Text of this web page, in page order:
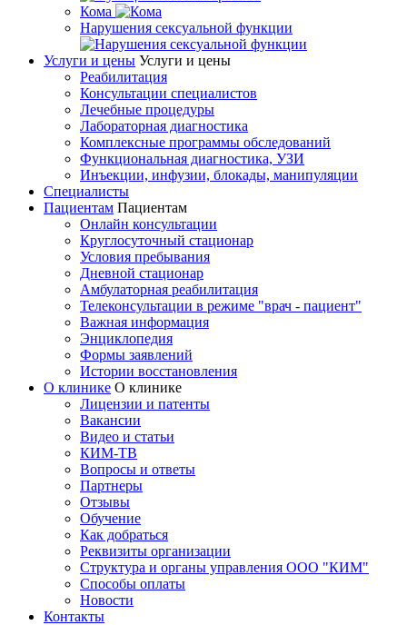
Кома
Нарушения сексуальной функции
Услуги и цены Услуги и цены
Реабилитация
Консультации специалистов
Лечебные процедуры
Лабораторная диагностика
Комплексные программы обследований
Функциональная диагностика, УЗИ
Инъекции, инфузии, блокады, манипуляции
Специалисты
Пациентам Пациентам
Онлайн консультации
Круглосуточный стационар
Условия пребывания
Дневной стационар
Амбулаторная реабилитация
Телеконсультации в режиме "врач - пациент"
Важная информация
Энциклопедия
Формы заявлений
Истории восстановления
О клинике О клинике
Лицензии и патенты
Вакансии
Видео и статьи
КИМ-ТВ
Вопросы и ответы
Партнеры
Отзывы
Обучение
Как добраться
Реквизиты организации
Структура и органы управления ООО "КИМ"
Способы оплаты
Новости
Контакты